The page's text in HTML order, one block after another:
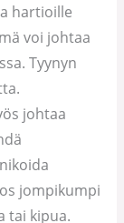
hartioille
voi johtaa
Tyynyn
johtaa
jompikumpi
tai kipua.